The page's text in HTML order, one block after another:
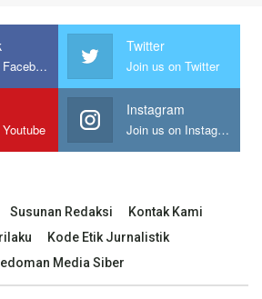
Join us on Facebook
Twitter
Join us on Twitter
Instagram
Join us on Instagram
Susunan Redaksi
Kontak Kami
Kode Etik Jurnalistik
Media Siber